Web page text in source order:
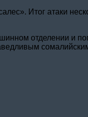
Итог атаки
отделении и